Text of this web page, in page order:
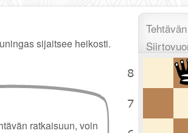
sijaitsee heikosti.
ratkaisuun, voin